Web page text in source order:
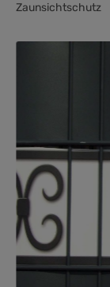
Zaunsichtschutz